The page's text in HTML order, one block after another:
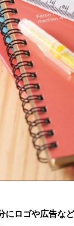
にロゴや広告な